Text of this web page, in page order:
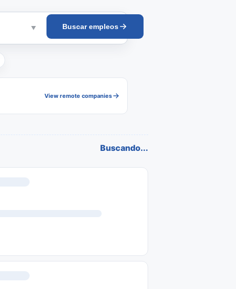
Buscar empleos
View remote companies
Buscando...